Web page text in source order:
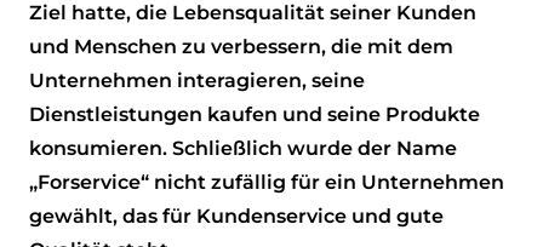
Ziel hatte, die Lebensqualität seiner Kunden
und Menschen zu verbessern, die mit dem
Unternehmen interagieren, seine
Dienstleistungen kaufen und seine Produkte
konsumieren. Schließlich wurde der Name
„Forservice“ nicht zufällig für ein Unternehmen
gewählt, das für Kundenservice und gute